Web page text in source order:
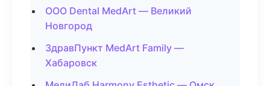
ООО Dental MedArt — Великий
Новгород
ЗдравПункт MedArt Family —
Хабаровск